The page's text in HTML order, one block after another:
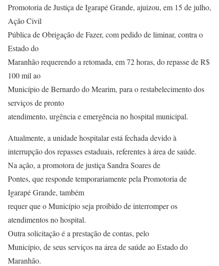
Promotoria de Justiça de Igarapé Grande, ajuizou, em 15 de julho,
Ação Civil
Pública de Obrigação de Fazer, com pedido de liminar, contra o
Estado do
Maranhão requerendo a retomada, em 72 horas, do repasse de R$
100 mil ao
Município de Bernardo do Mearim, para o restabelecimento dos
serviços de pronto
atendimento, urgência e emergência no hospital municipal.
Atualmente, a unidade hospitalar está fechada devido à
interrupção dos repasses estaduais, referentes à área de saúde.
Na ação, a promotora de justiça Sandra Soares de
Pontes, que responde temporariamente pela Promotoria de
Igarapé Grande, também
requer que o Município seja proibido de interromper os
atendimentos no hospital.
Outra solicitação é a prestação de contas, pelo
Município, de seus serviços na área de saúde ao Estado do
Maranhão.